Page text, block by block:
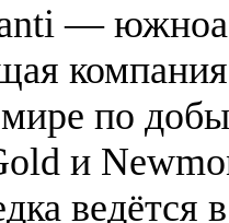
—
по
и
ведётся